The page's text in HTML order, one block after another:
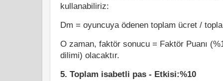
kullanabiliriz:
Dm = oyuncuya ödenen toplam ücret /
O zaman, faktör sonucu = Faktör Puanı
dilimi) olacaktır.
5. Toplam isabetli pas - Etkisi:%10